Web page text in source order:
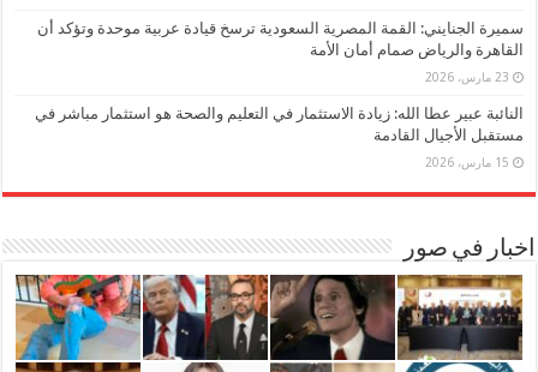
سميرة الجنايني: القمة المصرية السعودية ترسخ قيادة عربية موحدة وتؤكد أن
القاهرة والرياض صمام أمان الأمة
23 مارس، 2026
النائبة عبير عطا الله: زيادة الاستثمار في التعليم والصحة هو استثمار مباشر في
مستقبل الأجيال القادمة
15 مارس، 2026
اخبار في صور